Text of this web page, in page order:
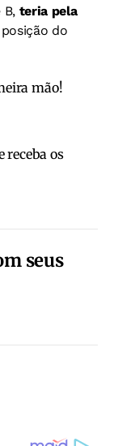
B, teria pela
do
mão!
receba os
seus